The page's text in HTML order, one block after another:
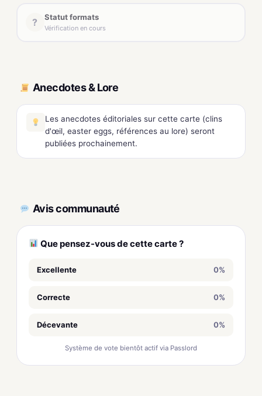
? Statut formats
Vérification en cours
Anecdotes & Lore
Les anecdotes éditoriales sur cette carte (clins
d'œil, easter eggs, références au lore) seront
publiées prochainement.
Avis communauté
Que pensez-vous de cette carte ?
Excellente 0%
Correcte 0%
Décevante 0%
Système de vote bientôt actif via Passlord